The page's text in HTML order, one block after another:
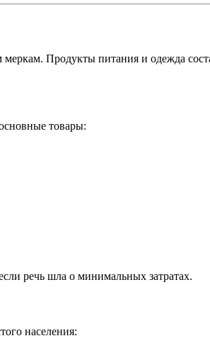
Продукты питания и одежда
товары:
речь шла о минимальных затратах.
населения: